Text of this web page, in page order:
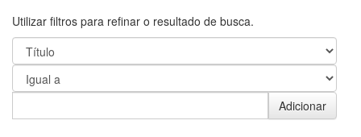
Utilizar filtros para refinar o resultado de busca.